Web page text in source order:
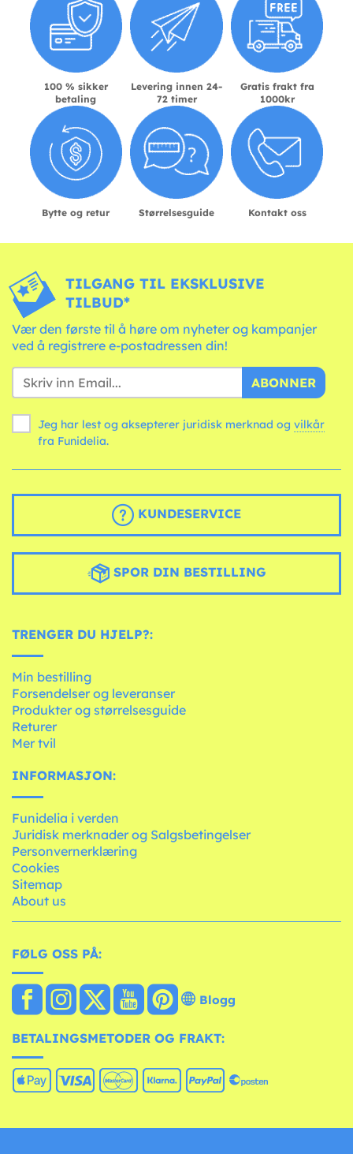
100 % sikker
betaling
Levering innen 24-
72 timer
Gratis frakt fra
1000kr
Bytte og retur Størrelsesguide Kontakt oss
TILGANG TIL EKSKLUSIVE
TILBUD*
Vær den første til å høre om nyheter og kampanjer
ved å registrere e-postadressen din!
ABONNER
Jeg har lest og aksepterer juridisk merknad og vilkår
fra Funidelia.
KUNDESERVICE
SPOR DIN BESTILLING
TRENGER DU HJELP?:
Min bestilling
Forsendelser og leveranser
Produkter og størrelsesguide
Returer
Mer tvil
INFORMASJON:
Funidelia i verden
Juridisk merknader og Salgsbetingelser
Personvernerklæring
Cookies
Sitemap
About us
FØLG OSS PÅ:
Blogg
BETALINGSMETODER OG FRAKT: